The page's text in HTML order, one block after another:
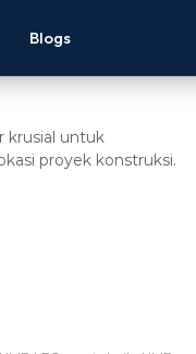
Blogs
Penting
krusial untuk
proyek konstruksi.